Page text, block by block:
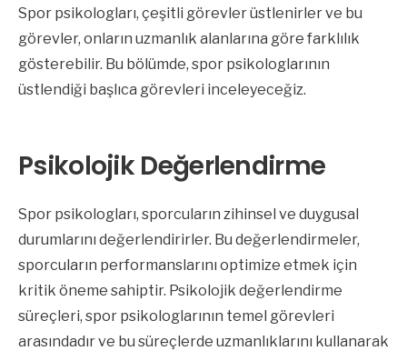
Spor psikologları, çeşitli görevler üstlenirler ve bu
görevler, onların uzmanlık alanlarına göre farklılık
gösterebilir. Bu bölümde, spor psikologlarının
üstlendiği başlıca görevleri inceleyeceğiz.
Psikolojik Değerlendirme
Spor psikologları, sporcuların zihinsel ve duygusal
durumlarını değerlendirirler. Bu değerlendirmeler,
sporcuların performanslarını optimize etmek için
kritik öneme sahiptir. Psikolojik değerlendirme
süreçleri, spor psikologlarının temel görevleri
arasındadır ve bu süreçlerde uzmanlıklarını kullanarak